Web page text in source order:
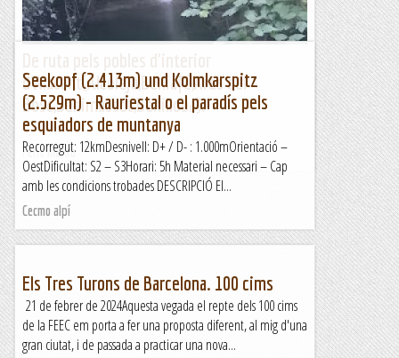
d'Alacant(Alcoleja,Beniafé,Ares del
Bosc,Benimassot,Benilloba).
Fent marxa
Seekopf (2.413m) und Kolmkarspitz
(2.529m) - Rauriestal o el paradís pels
esquiadors de muntanya
Recorregut: 12kmDesnivell: D+ / D- : 1.000mOrientació –
OestDificultat: S2 – S3Horari: 5h Material necessari – Cap
amb les condicions trobades DESCRIPCIÓ El...
Cecmo alpí
Els Tres Turons de Barcelona. 100 cims
21 de febrer de 2024Aquesta vegada el repte dels 100 cims
de la FEEC em porta a fer una proposta diferent, al mig d'una
gran ciutat, i de passada a practicar una nova...